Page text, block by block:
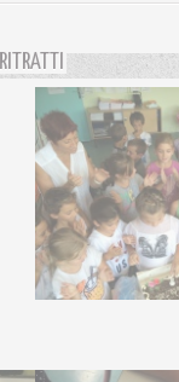
RITRATTI